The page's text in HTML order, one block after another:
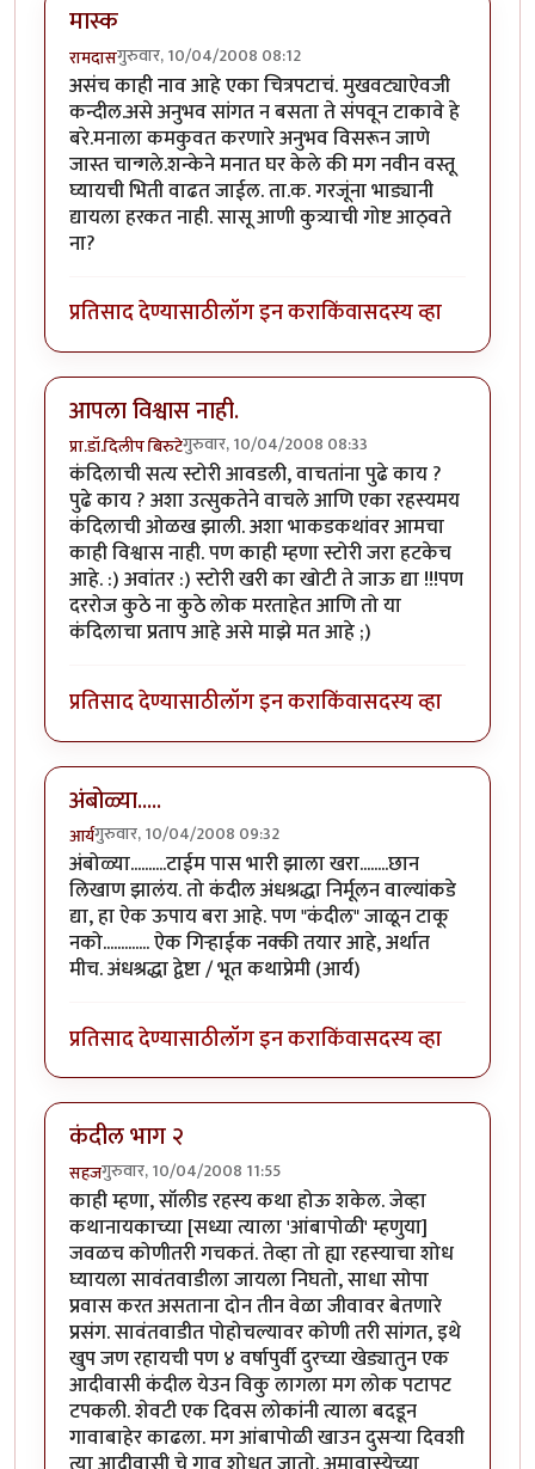
मास्क
रामदासगुरुवार, 10/04/2008 08:12
असंच काही नाव आहे एका चित्रपटाचं. मुखवट्याऐवजी
कन्दील.असे अनुभव सांगत न बसता ते संपवून टाकावे हे
बरे.मनाला कमकुवत करणारे अनुभव विसरून जाणे
जास्त चान्गले.शन्केने मनात घर केले की मग नवीन वस्तू
घ्यायची भिती वाढत जाईल. ता.क. गरजूंना भाड्यानी
द्यायला हरकत नाही. सासू आणी कुत्र्याची गोष्ट आठ्वते
ना?
प्रतिसाद देण्यासाठीलॉग इन कराकिंवासदस्य व्हा
आपला विश्वास नाही.
प्रा.डॉ.दिलीप बिरुटेगुरुवार, 10/04/2008 08:33
कंदिलाची सत्य स्टोरी आवडली, वाचतांना पुढे काय ?
पुढे काय ? अशा उत्सुकतेने वाचले आणि एका रहस्यमय
कंदिलाची ओळख झाली. अशा भाकडकथांवर आमचा
काही विश्वास नाही. पण काही म्हणा स्टोरी जरा हटकेच
आहे. :) अवांतर :) स्टोरी खरी का खोटी ते जाऊ द्या !!!पण
दररोज कुठे ना कुठे लोक मरताहेत आणि तो या
कंदिलाचा प्रताप आहे असे माझे मत आहे ;)
प्रतिसाद देण्यासाठीलॉग इन कराकिंवासदस्य व्हा
अंबोळ्या.....
आर्यगुरुवार, 10/04/2008 09:32
अंबोळ्या..........टाईम पास भारी झाला खरा........छान
लिखाण झालंय. तो कंदील अंधश्रद्धा निर्मूलन वाल्यांकडे
द्या, हा ऐक ऊपाय बरा आहे. पण "कंदील" जाळून टाकू
नको............. ऐक गिर्‍हाईक नक्की तयार आहे, अर्थात
मीच. अंधश्रद्धा द्वेष्टा / भूत कथाप्रेमी (आर्य)
प्रतिसाद देण्यासाठीलॉग इन कराकिंवासदस्य व्हा
कंदील भाग २
सहजगुरुवार, 10/04/2008 11:55
काही म्हणा, सॉलीड रहस्य कथा होऊ शकेल. जेव्हा
कथानायकाच्या [सध्या त्याला 'आंबापोळी' म्हणुया]
जवळच कोणीतरी गचकतं. तेव्हा तो ह्या रहस्याचा शोध
घ्यायला सावंतवाडीला जायला निघतो, साधा सोपा
प्रवास करत असताना दोन तीन वेळा जीवावर बेतणारे
प्रसंग. सावंतवाडीत पोहोचल्यावर कोणी तरी सांगत, इथे
खुप जण रहायची पण ४ वर्षापुर्वी दुरच्या खेड्यातुन एक
आदीवासी कंदील येउन विकु लागला मग लोक पटापट
टपकली. शेवटी एक दिवस लोकांनी त्याला बदडून
गावाबाहेर काढला. मग आंबापोळी खाउन दुसर्‍या दिवशी